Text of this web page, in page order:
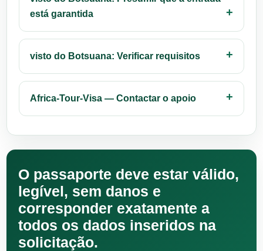
está garantida
visto do Botsuana: Verificar requisitos
Africa-Tour-Visa — Contactar o apoio
O passaporte deve estar válido,
legível, sem danos e
corresponder exatamente a
todos os dados inseridos na
solicitação.